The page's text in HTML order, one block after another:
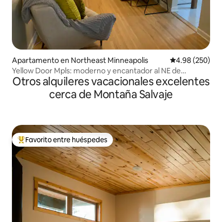
Apartamento en Northeast Minneapolis Calificación
4.98 (250)
Yellow Door Mpls: moderno y encantador al NE de
Mineápolis
Otros alquileres vacacionales excelentes
cerca de Montaña Salvaje
Favorito entre huéspedes preferido
Favorito entre huéspedes